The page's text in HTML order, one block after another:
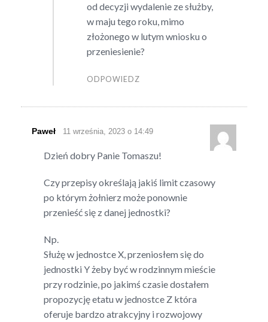
od decyzji wydalenie ze służby,
w maju tego roku, mimo
złożonego w lutym wniosku o
przeniesienie?
ODPOWIEDZ
Paweł 11 września, 2023 o 14:49
Dzień dobry Panie Tomaszu!
Czy przepisy określają jakiś limit czasowy
po którym żołnierz może ponownie
przenieść się z danej jednostki?
Np.
Służę w jednostce X, przeniosłem się do
jednostki Y żeby być w rodzinnym mieście
przy rodzinie, po jakimś czasie dostałem
propozycję etatu w jednostce Z która
oferuje bardzo atrakcyjny i rozwojowy